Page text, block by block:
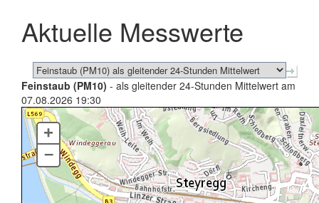
schließen
Aktuelle Messwerte
Feinstaub (PM10) - als gleitender 24-Stunden Mittelwert am
07.08.2026 19:30
+
–